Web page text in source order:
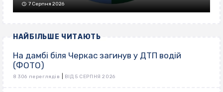
7 Серпня 2026
НАЙБІЛЬШЕ ЧИТАЮТЬ
На дамбі біля Черкас загинув у ДТП водій
(ФОТО)
8 306 переглядів ВІД 5 СЕРПНЯ 2026